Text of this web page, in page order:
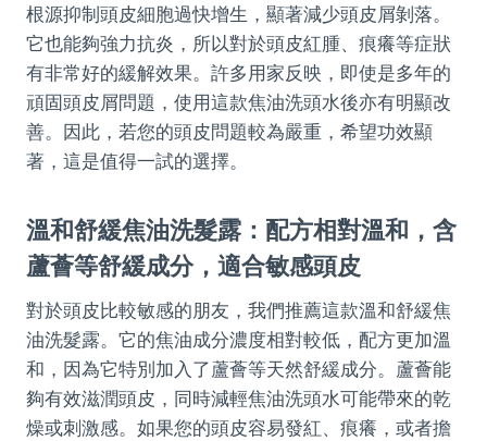
根源抑制頭皮細胞過快增生，顯著減少頭皮屑剝落。
它也能夠強力抗炎，所以對於頭皮紅腫、痕癢等症狀
有非常好的緩解效果。許多用家反映，即使是多年的
頑固頭皮屑問題，使用這款焦油洗頭水後亦有明顯改
善。因此，若您的頭皮問題較為嚴重，希望功效顯
著，這是值得一試的選擇。
溫和舒緩焦油洗髮露：配方相對溫和，含
蘆薈等舒緩成分，適合敏感頭皮
對於頭皮比較敏感的朋友，我們推薦這款溫和舒緩焦
油洗髮露。它的焦油成分濃度相對較低，配方更加溫
和，因為它特別加入了蘆薈等天然舒緩成分。蘆薈能
夠有效滋潤頭皮，同時減輕焦油洗頭水可能帶來的乾
燥或刺激感。如果您的頭皮容易發紅、痕癢，或者擔